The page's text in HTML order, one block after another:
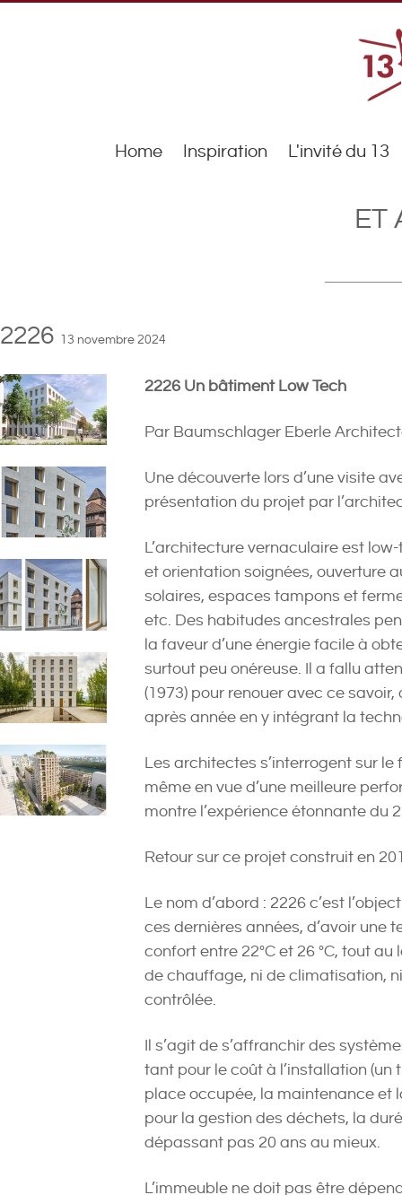
Home Inspiration L'invité du 13
ET
2226 13 novembre 2024
2226 Un bâtiment Low Tech
Par Baumschlager Eberle
Une découverte lors d’une visite
présentation du projet par
L’architecture vernaculaire est
et orientation soignées, ouverture
solaires, espaces tampons et
etc. Des habitudes ancestrales
la faveur d’une énergie facile à
surtout peu onéreuse. Il a fallu
(1973) pour renouer avec ce
après année en y intégrant la
Les architectes s’interrogent sur
même en vue d’une meilleure
montre l’expérience étonnante du
Retour sur ce projet construit en
Le nom d’abord : 2226 c’est
ces dernières années, d’avoir une
confort entre 22°C et 26 °C, tout
de chauffage, ni de climatisation,
contrôlée.
Il s’agit de s’affranchir des
tant pour le coût à l’installation
place occupée, la maintenance et
pour la gestion des déchets, la
dépassant pas 20 ans au mieux.
L’immeuble ne doit pas être